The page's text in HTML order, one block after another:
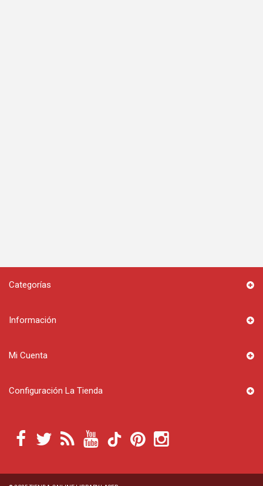
Categorías
Información
Mi Cuenta
Configuración La Tienda